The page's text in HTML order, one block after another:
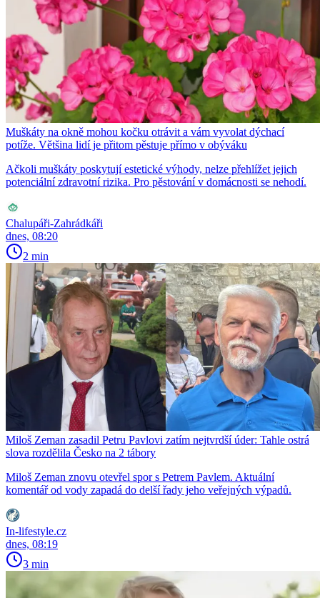
Muškáty na okně mohou kočku otrávit a vám vyvolat dýchací
potíže. Většina lidí je přitom pěstuje přímo v obýváku
Ačkoli muškáty poskytují estetické výhody, nelze přehlížet jejich
potenciální zdravotní rizika. Pro pěstování v domácnosti se nehodí.
Chalupáři-Zahrádkáři
dnes, 08:20
2 min
Miloš Zeman zasadil Petru Pavlovi zatím nejtvrdší úder: Tahle ostrá
slova rozdělila Česko na 2 tábory
Miloš Zeman znovu otevřel spor s Petrem Pavlem. Aktuální
komentář od vody zapadá do delší řady jeho veřejných výpadů.
In-lifestyle.cz
dnes, 08:19
3 min